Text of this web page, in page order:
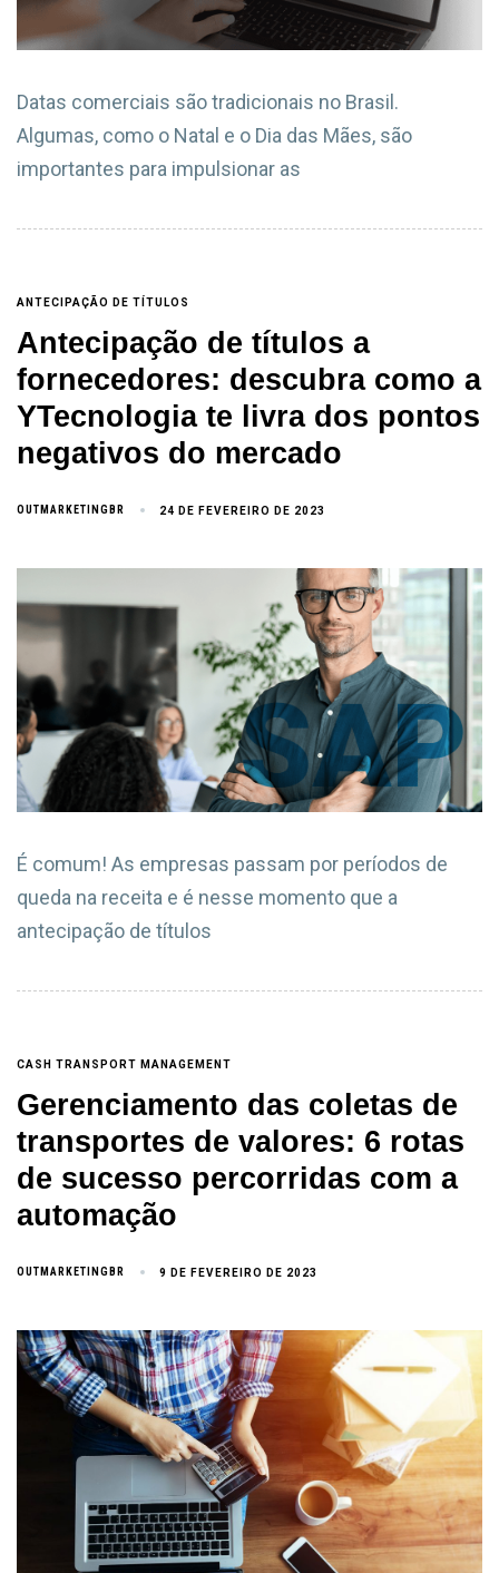
Datas comerciais são tradicionais no Brasil.
Algumas, como o Natal e o Dia das Mães, são
importantes para impulsionar as
ANTECIPAÇÃO DE TÍTULOS
Antecipação de títulos a
fornecedores: descubra como a
YTecnologia te livra dos pontos
negativos do mercado
OUTMARKETINGBR 24 DE FEVEREIRO DE 2023
É comum! As empresas passam por períodos de
queda na receita e é nesse momento que a
antecipação de títulos
CASH TRANSPORT MANAGEMENT
Gerenciamento das coletas de
transportes de valores: 6 rotas
de sucesso percorridas com a
automação
OUTMARKETINGBR 9 DE FEVEREIRO DE 2023